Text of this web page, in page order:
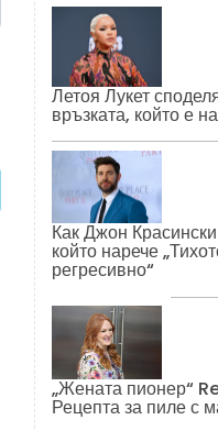
Летоя Лукет
връзката, който е
Как Джон
който нарече
регресивно“
„Жената пионер“
Рецепта за пиле с